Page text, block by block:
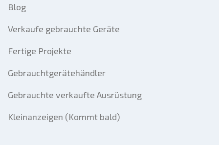
Blog
Verkaufe gebrauchte Geräte
Fertige Projekte
Gebrauchtgerätehändler
Gebrauchte verkaufte Ausrüstung
Kleinanzeigen (Kommt bald)